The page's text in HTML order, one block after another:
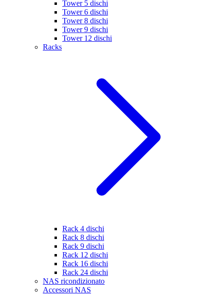
Tower 5 dischi
Tower 6 dischi
Tower 8 dischi
Tower 9 dischi
Tower 12 dischi
Racks
Rack 4 dischi
Rack 8 dischi
Rack 9 dischi
Rack 12 dischi
Rack 16 dischi
Rack 24 dischi
NAS ricondizionato
Accessori NAS